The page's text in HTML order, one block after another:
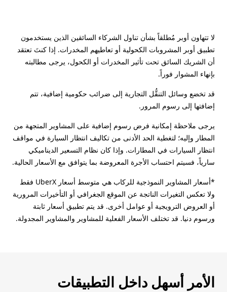
لا تتهاون أوبر مُطلقاً بشأن تناول الشركاء السائقين الذين يستخدمون
تطبيق أوبر المشروبات الكحولية أو تعاطيهم المخدرات. إذا كنتَ تعتقد
أن الشريك السائق تحت تأثير المخدرات أو الكحول، يرجى مطالبته
بإنهاء المشوار فوراً.
قد تخضع وسائل التنقُّل التجارية إلى ضرائب حكومية إضافية، تتم
إضافتها إلى رسوم المرور.
يرجى ملاحظة إمكانية فرض رسوم إضافية على المشاوير المتجهة من
المطار وإليه؛ لتغطية الحد الأدنى من تكاليف انتظار السيارة في مواقف
انتظار السيارات في المطارات. وإذا كان نظام التسعير الديناميكي
سارياً، فسيتم احتساب الأجرة المعروضة بما يتوافق مع الأسعار الحالية.
*أسعار المشاوير النموذجية للركاب هي متوسط أسعار UberX فقط
ولا تعكس التغيرات الناتجة عن الموقع الجغرافي أو التأخيرات المرورية
أو العروض الترويجية أو عوامل أخرى. قد يتم تطبيق أسعار ثابتة
ورسوم دنيا. قد تختلف الأسعار الفعلية للمشاوير والمشاوير المجدولة.
الأمر أسهل داخل التطبيقات